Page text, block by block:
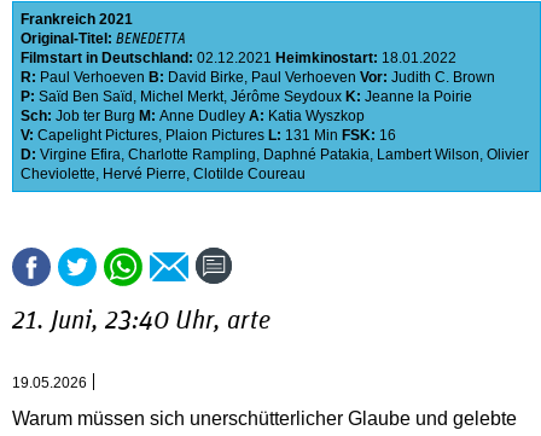
Frankreich 2021
Original-Titel: BENEDETTA
Filmstart in Deutschland: 02.12.2021 Heimkinostart: 18.01.2022
R: Paul Verhoeven B: David Birke, Paul Verhoeven Vor: Judith C. Brown
P: Saïd Ben Saïd , Michel Merkt, Jérôme Seydoux K: Jeanne la Poirie
Sch: Job ter Burg M: Anne Dudley A: Katia Wyszkop
V: Capelight Pictures, Plaion Pictures L: 131 Min FSK: 16
D: Virgine Efira, Charlotte Rampling, Daphné Patakia, Lambert Wilson, Olivier
Cheviolette, Hervé Pierre, Clotilde Coureau
21. Juni, 23:40 Uhr, arte
19.05.2026
Warum müssen sich unerschütterlicher Glaube und gelebte